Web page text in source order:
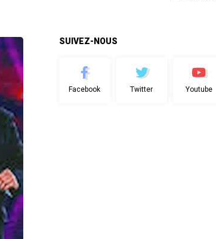
SUIVEZ-NOUS
Facebook Twitter Youtube